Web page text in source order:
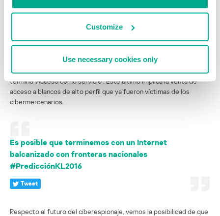
Customize
Use necessary cookies only
comenzado a poblar el escenario. Esta tendencia aumentará según
compañías, como de los actores APT conocidos que buscan
subcontratar las tareas menos críticas para no poner en riesgo sus
término ‘APT como servicio’, pero quizás resulte más interesante
esperar que la evolución de los ataques dirigidos produzca el
término ‘Acceso como servicio’. Este último implica la venta de
acceso a blancos de alto perfil que ya fueron víctimas de los
cibermercenarios.
Es posible que terminemos con un Internet
balcanizado con fronteras nacionales
#PredicciónKL2016
Tweet
Respecto al futuro del ciberespionaje, vemos la posibilidad de que